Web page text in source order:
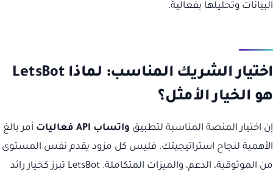
البيانات وتحليلها بفعالية.
اختيار الشريك المناسب: لماذا LetsBot
هو الخيار الأمثل؟
إن اختيار المنصة المناسبة لتطبيق واتساب API فعاليات
أمر بالغ
الأهمية لنجاح استراتيجيتك. فليس كل مزود يقدم نفس المستوى
من الموثوقية، الدعم، والميزات المتكاملة. LetsBot تبرز كخيار رائد